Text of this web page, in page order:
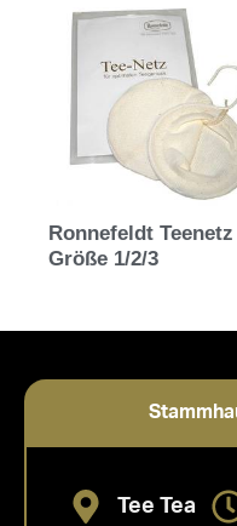
Ronnefeldt Teenetz
Größe 1/2/3
Tee Tea